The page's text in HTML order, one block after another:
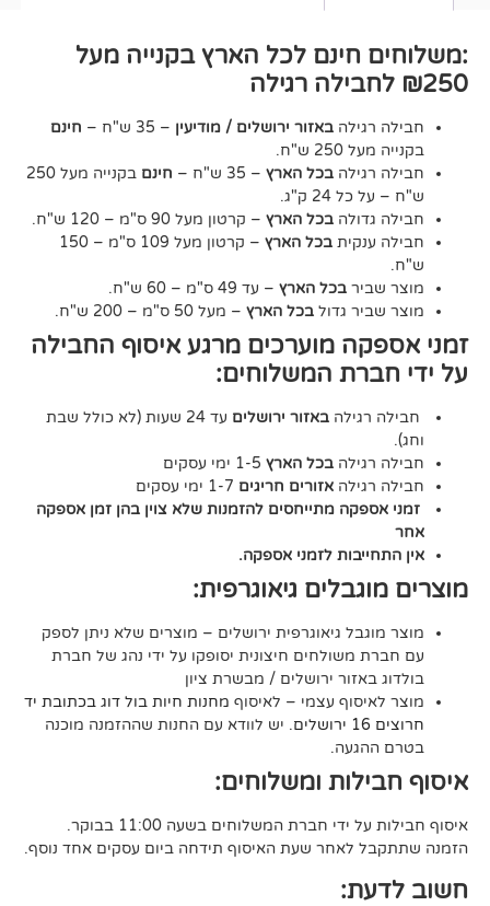
לכל הארץ בקנייה מעל
באזור ירושלים / מודיעין– 35 ש"ח –
חינם
בכל הארץ– 35 ש"ח – חינם
בקנייה מעל 250
בכל הארץ – קרטון מעל 90 ס"מ – 120 ש"ח.
בכל הארץ – קרטון מעל 109 ס"מ – 150
בכל הארץ– עד 49 ס"מ – 60 ש"ח.
גדול
בכל הארץ– מעל 50 ס"מ – 200 ש"ח.
מוערכים מרגע איסוף החבילה
המשלוחים:
באזור ירושלים עד 24 שעות (לא כולל שבת
בכל הארץ1-5 ימי עסקים
אזורים חריגים1-7 ימי עסקים
מתייחסים להזמנות שלא צוין בהן זמן אספקה
לזמני אספקה.
גיאוגרפית:
גיאוגרפית ירושלים – מוצרים שלא ניתן לספק
חיצונית יסופקו על ידי נהג של חברת
ירושלים / מבשרת ציון
עצמי – לאיסוףמחנות חיות בול דוג בכתובת יד
. יש לוודא עם החנות שההזמנה מוכנה
ומשלוחים:
חברת המשלוחים בשעה 11:00 בבוקר.
לאחר שעת האיסוף תידחה ביום עסקים אחד נוסף.